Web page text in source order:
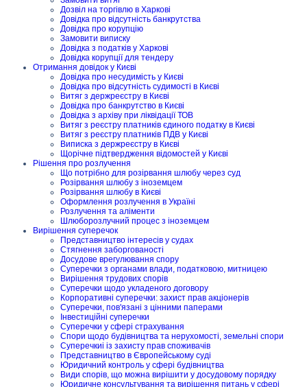
Дозвіл на торгівлю в Харкові
Довідка про відсутність банкрутства
Довідка про корупцію
Замовити виписку
Довідка з податків у Харкові
Довідка корупції для тендеру
Отримання довідок у Києві
Довідка про несудимість у Києві
Довідка про відсутність судимості в Києві
Витяг з держреєстру в Києві
Довідка про банкрутство в Києві
Довідка з архіву при ліквідації ТОВ
Витяг з реєстру платників єдиного податку в Києві
Витяг з реєстру платників ПДВ у Києві
Виписка з держреєстру в Києві
Щорічне підтвердження відомостей у Києві
Рішення про розлучення
Що потрібно для розірвання шлюбу через суд
Розірвання шлюбу з іноземцем
Розірвання шлюбу в Києві
Оформлення розлучення в Україні
Розлучення та аліменти
Шлюборозлучний процес з іноземцем
Вирішення суперечок
Представництво інтересів у судах
Стягнення заборгованості
Досудове врегулювання спору
Суперечки з органами влади, податковою, митницею
Вирішення трудових спорів
Суперечки щодо укладеного договору
Корпоративні суперечки: захист прав акціонерів
Суперечки, пов'язані з цінними паперами
Інвестиційні суперечки
Суперечки у сфері страхування
Спори щодо будівництва та нерухомості, земельні спори
Суперечкиі із захисту прав споживачів
Представництво в Європейському суді
Юридичний контроль у сфері будівництва
Види спорів, що можна вирішити у досудовому порядку
Юридичне консультування та вирішення питань у сфері